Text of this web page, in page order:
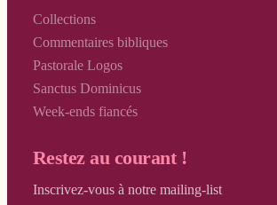
Vendredi Saint
Vigile Pascale
Collections
Commentaires bibliques
Pastorale Logos
Sanctus Dominicus
Week-ends fiancés
Restez au courant !
Inscrivez-vous à notre mailing-list